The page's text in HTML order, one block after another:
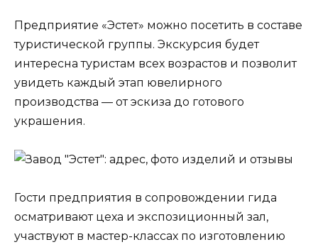
Предприятие «Эстет» можно посетить в составе
туристической группы. Экскурсия будет
интересна туристам всех возрастов и позволит
увидеть каждый этап ювелирного
производства — от эскиза до готового
украшения.
Гости предприятия в сопровождении гида
осматривают цеха и экспозиционный зал,
участвуют в мастер-классах по изготовлению